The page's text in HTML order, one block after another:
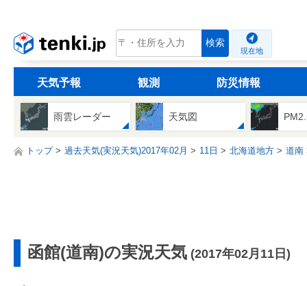
tenki.jp 検索
現在地
天気予報 観測 防災情報
雨雲レーダー 天気図
トップ 過去天気(実況天気)2017年02月 11日 北海道地方 道南
函館(道南)の実況天気 (2017年02月11日)